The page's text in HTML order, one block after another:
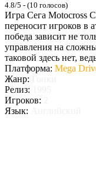
4.8/5 - (10 голосов)
Игра Сега Motocross
переносит игроков в
победа зависит не
управления на
таковой здесь нет,
Платформа: Mega
Жанр:
Релиз:
Игроков:
Язык: